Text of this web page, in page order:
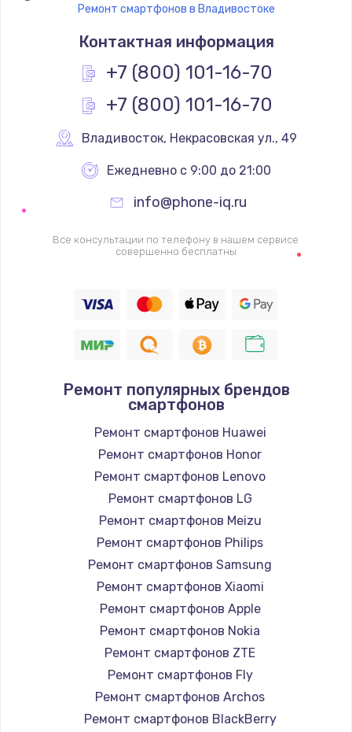
745 руб.
Заказать
Замена видеокарты
1600 руб.
Заказать
Ремонт цепей питания
2500 руб.
750 руб.
Заказать
Установка драйверов
725 руб.
Заказать
Замена вебкамеры
1260 руб.
Заказать
Ремонт петель крышки
990 руб.
Заказать
Настройка Wi-Fi
1030 руб.
Заказать
Замена шим-контроллера
Ремонт смартфонов в Владивостоке
Контактная информация
+7 (800) 101-16-70
+7 (800) 101-16-70
Владивосток, Некрасовская ул., 49
Ежедневно с 9:00 до 21:00
info@phone-iq.ru
Все консультации по телефону в нашем сервисе
совершенно бесплатны
Ремонт популярных брендов
смартфонов
Ремонт смартфонов Huawei
Ремонт смартфонов Honor
Ремонт смартфонов Lenovo
Ремонт смартфонов LG
Ремонт смартфонов Meizu
Ремонт смартфонов Philips
Ремонт смартфонов Samsung
Ремонт смартфонов Xiaomi
Ремонт смартфонов Apple
Ремонт смартфонов Nokia
Ремонт смартфонов ZTE
Ремонт смартфонов Fly
Ремонт смартфонов Archos
Ремонт смартфонов BlackBerry